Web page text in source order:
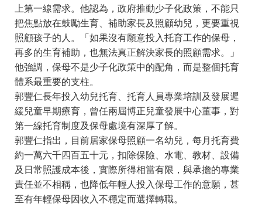
上第一線需求。他認為，政府推動少子化政策，不能只
把焦點放在鼓勵生育、補助家長及照顧幼兒，更要重視
照顧孩子的人。「如果沒有願意投入托育工作的保母，
再多的生育補助，也無法真正解決家長的照顧需求。」
他強調，保母不是少子化政策中的配角，而是整個托育
體系最重要的支柱。
郭豐仁長年投入幼兒托育、托育人員專業培訓及發展遲
緩兒童早期療育，曾任兩屆博正兒童發展中心董事，對
第一線托育制度及保母處境有深厚了解。
郭豐仁指出，目前居家保母照顧一名幼兒，每月托育費
約一萬六千四百五十元，扣除保險、水電、教材、設備
及日常照護成本後，實際所得相當有限，與承擔的專業
責任並不相稱，也降低年輕人投入保母工作的意願，甚
至有年輕保母因收入不穩定而選擇轉職。